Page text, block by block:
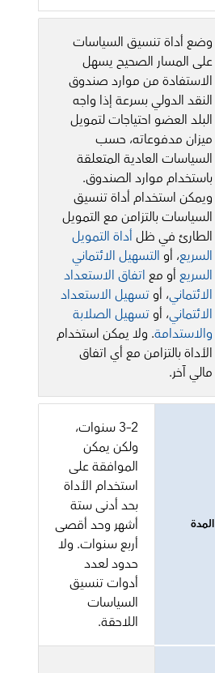
وضع أداة تنسيق السياسات
على المسار الصحيح يسهل
الاستفادة من موارد صندوق
النقد الدولي بسرعة إذا واجه
البلد العضو احتياجات لتمويل
ميزان مدفوعاته، حسب
السياسات العادية المتعلقة
باستخدام موارد الصندوق.
ويمكن استخدام أداة تنسيق
السياسات بالتزامن مع التمويل
الطارئ في ظلأداة التمويل
السريع، أوالتسهيل الائتماني
السريعأو معاتفاق الاستعداد
الائتماني، أوتسهيل الاستعداد
الائتماني، أوتسهيل الصلابة
والاستدامة. ولا يمكن استخدام
الأداة بالتزامن مع أي اتفاق
مالي آخر.
المدة
2–3 سنوات،
ولكن يمكن
الموافقة على
استخدام الأداة
بحد أدنى ستة
أشهر وحد أقصى
أربع سنوات. ولا
حدود لعدد
أدوات تنسيق
السياسات
اللاحقة.